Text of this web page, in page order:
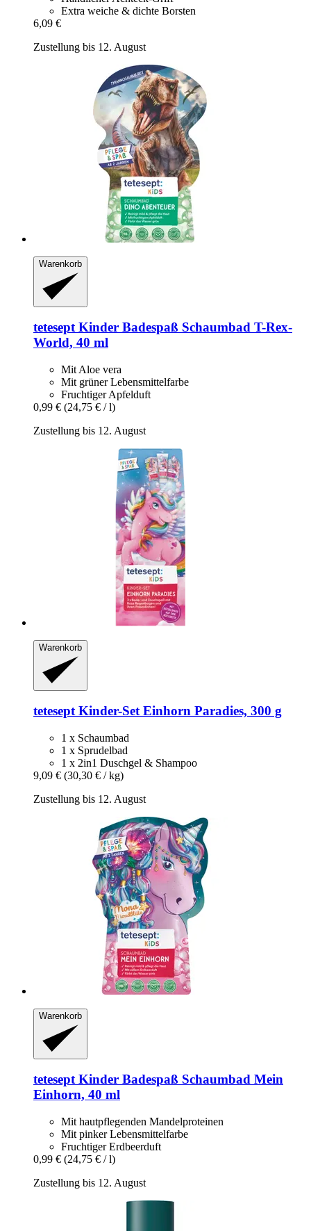
Extra weiche & dichte Borsten
6,09 €
Zustellung bis 12. August
Warenkorb
teteseptKinder Badespaß Schaumbad T-​Rex-​
World, 40 ml
Mit Aloe vera
Mit grüner Lebensmittelfarbe
Fruchtiger Apfelduft
0,99 € (24,75 € / l)
Zustellung bis 12. August
Warenkorb
teteseptKinder-​Set Einhorn Paradies, 300 g
1 x Schaumbad
1 x Sprudelbad
1 x 2in1 Duschgel & Shampoo
9,09 € (30,30 € / kg)
Zustellung bis 12. August
Warenkorb
teteseptKinder Badespaß Schaumbad Mein
Einhorn, 40 ml
Mit hautpflegenden Mandelproteinen
Mit pinker Lebensmittelfarbe
Fruchtiger Erdbeerduft
0,99 € (24,75 € / l)
Zustellung bis 12. August